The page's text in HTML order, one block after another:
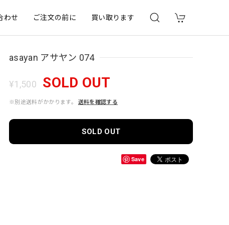
わせ ご注文の前に 買い取ります
asayan アサヤン 074
¥1,500 SOLD OUT
※別途送料がかかります。 送料を確認する
SOLD OUT
Save